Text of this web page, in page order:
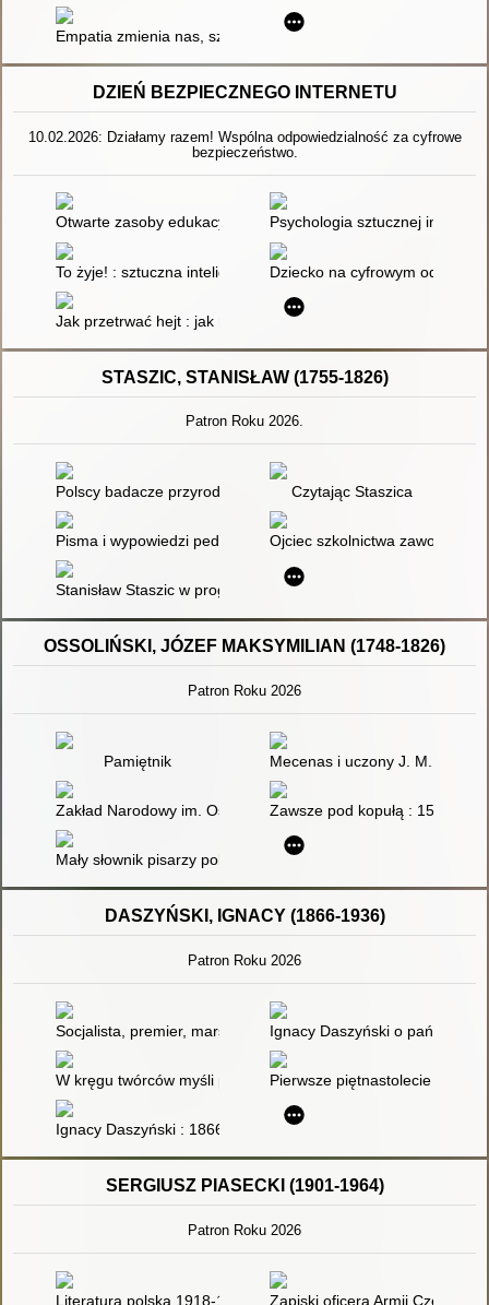
Empatia zmienia nas, szkołę, świat : scenariusze zajęć
DZIEŃ BEZPIECZNEGO INTERNETU
10.02.2026: Działamy razem! Wspólna odpowiedzialność za cyfrowe
bezpieczeństwo.
Otwarte zasoby edukacyjne w perspektywie pedagogicznej
Psychologia sztucznej
To żyje! : sztuczna inteligencja od logicznego fortepianu po
Dziecko na cyfrowym odwyku
Jak przetrwać hejt : jak rozpoznać, czy twoje dziecko hejtuje
STASZIC, STANISŁAW (1755-1826)
Patron Roku 2026.
Polscy badacze przyrody Czytając Staszica
Pisma i wypowiedzi pedagogiczneOjciec szkolnictwa
Stanisław Staszic w programach i podręcznikach do
OSSOLIŃSKI, JÓZEF MAKSYMILIAN (1748-1826)
Patron Roku 2026
Pamiętnik Mecenas i uczony J. M.
Zakład Narodowy im. Ossolińskich we Lwowie
Zawsze pod kopułą : 150 lat
Mały słownik pisarzy polskich. Cz. 1
DASZYŃSKI, IGNACY (1866-1936)
Patron Roku 2026
Socjalista, premier, marszałek Sejmu RP : Ignacy Daszyński
Ignacy Daszyński o państwie,
W kręgu twórców myśli politycznej : zbiór studiów
Pierwsze piętnastolecie Polski
Ignacy Daszyński : 1866-1936
SERGIUSZ PIASECKI (1901-1964)
Patron Roku 2026
Literatura polska 1918-1975. T. 2,Zapiski oficera Armii